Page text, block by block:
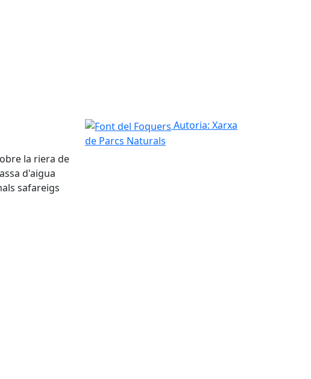
la riera de
d'aigua
safareigs
Font del Foquers
Autoria: Xarxa
de Parcs Naturals